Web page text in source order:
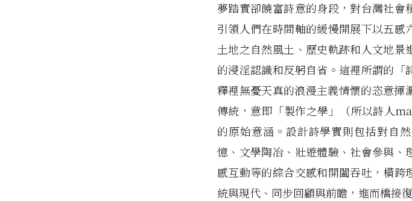
夢踏實卻饒富詩意的身段，對台灣社
引領人們在時間軸的緩慢開展下以五
土地之自然風土、歷史軌跡和人文地
的浸淫認識和反躬自省。這裡所謂的
釋裡無憂天真的浪漫主義情懷的恣意
傳統，意即「製作之學」（所以詩人
的原始意涵。設計詩學實則包括對自
憶、文學陶冶、壯遊體驗、社會參與
感互動等的綜合交感和開闔吞吐，橫
統與現代、同步回顧與前瞻，進而橋接